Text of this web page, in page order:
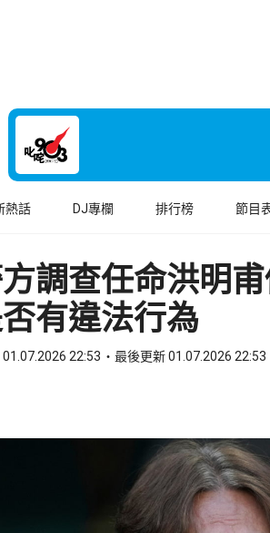
熱話 DJ專欄 排行榜 節目
調查任命洪明
有違法行為
01.07.2026 22:53 最後更新 01.07.2026 22:53